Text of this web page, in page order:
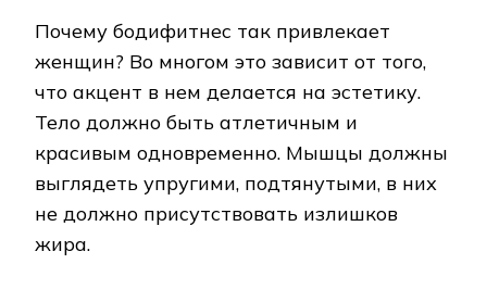
Почему бодифитнес так привлекает
женщин? Во многом это зависит от того,
что акцент в нем делается на эстетику.
Тело должно быть атлетичным и
красивым одновременно. Мышцы должны
выглядеть упругими, подтянутыми, в них
не должно присутствовать излишков
жира.